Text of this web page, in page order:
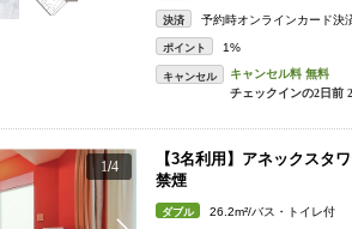
決済 予約時オンラインカード決
ポイント 1%
キャンセル
1/4
【3名利用】アネックスタ
禁煙
ダブル 26.2m²/バス・トイレ付